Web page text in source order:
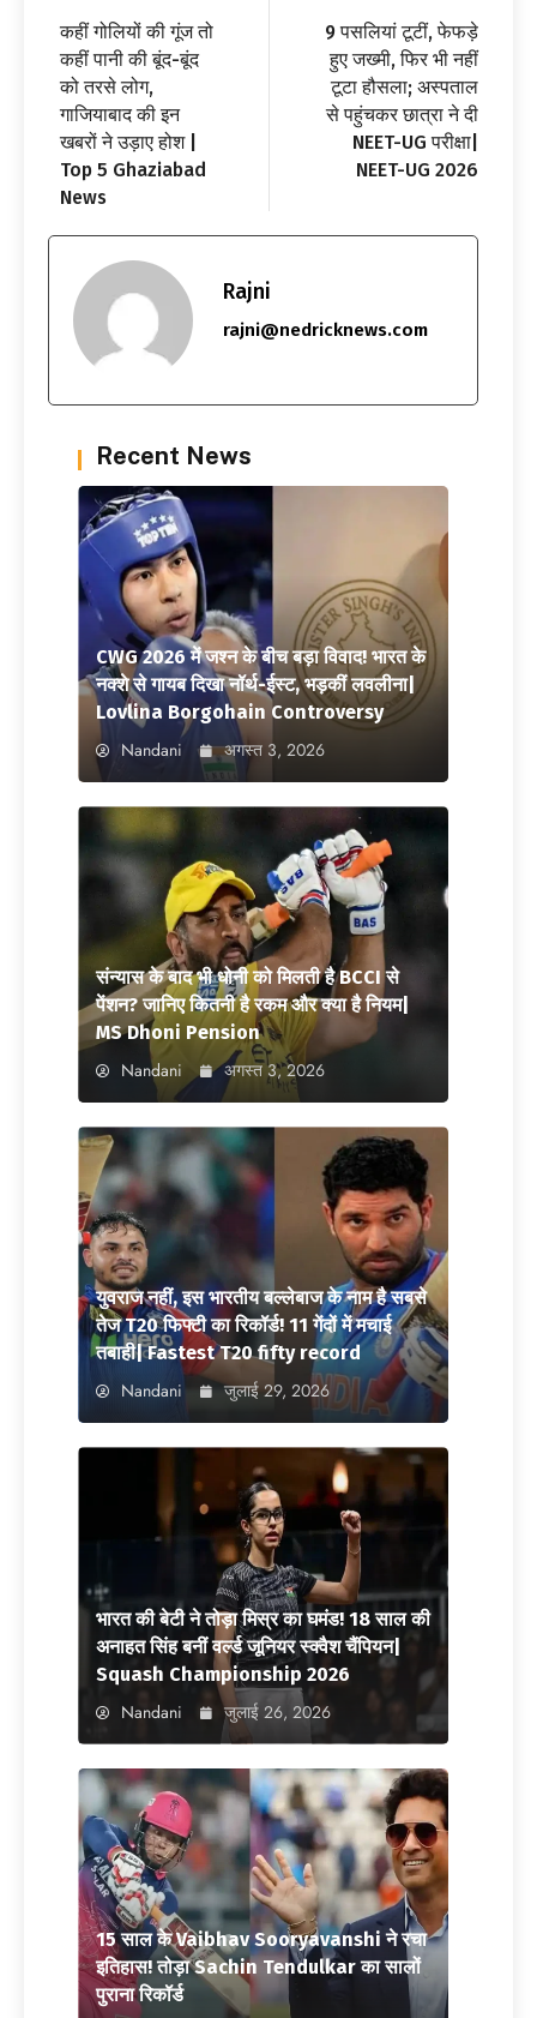
कहीं गोलियों की गूंज तो
कहीं पानी की बूंद-बूंद
को तरसे लोग,
गाजियाबाद की इन
खबरों ने उड़ाए होश |
Top 5 Ghaziabad
News
9 पसलियां टूटीं, फेफड़े
हुए जख्मी, फिर भी नहीं
टूटा हौसला; अस्पताल
से पहुंचकर छात्रा ने दी
NEET-UG परीक्षा|
NEET-UG 2026
Rajni
rajni@nedricknews.com
Recent News
CWG 2026 में जश्न के बीच बड़ा विवाद! भारत के
नक्शे से गायब दिखा नॉर्थ-ईस्ट, भड़कीं लवलीना|
Lovlina Borgohain Controversy
Nandani अगस्त 3, 2026
संन्यास के बाद भी धोनी को मिलती है BCCI से
पेंशन? जानिए कितनी है रकम और क्या है नियम|
MS Dhoni Pension
Nandani अगस्त 3, 2026
युवराज नहीं, इस भारतीय बल्लेबाज के नाम है सबसे
तेज T20 फिफ्टी का रिकॉर्ड! 11 गेंदों में मचाई
तबाही| Fastest T20 fifty record
Nandani जुलाई 29, 2026
भारत की बेटी ने तोड़ा मिस्र का घमंड! 18 साल की
अनाहत सिंह बनीं वर्ल्ड जूनियर स्क्वैश चैंपियन|
Squash Championship 2026
Nandani जुलाई 26, 2026
15 साल के Vaibhav Sooryavanshi ने रचा
इतिहास! तोड़ा Sachin Tendulkar का सालों
पुराना रिकॉर्ड